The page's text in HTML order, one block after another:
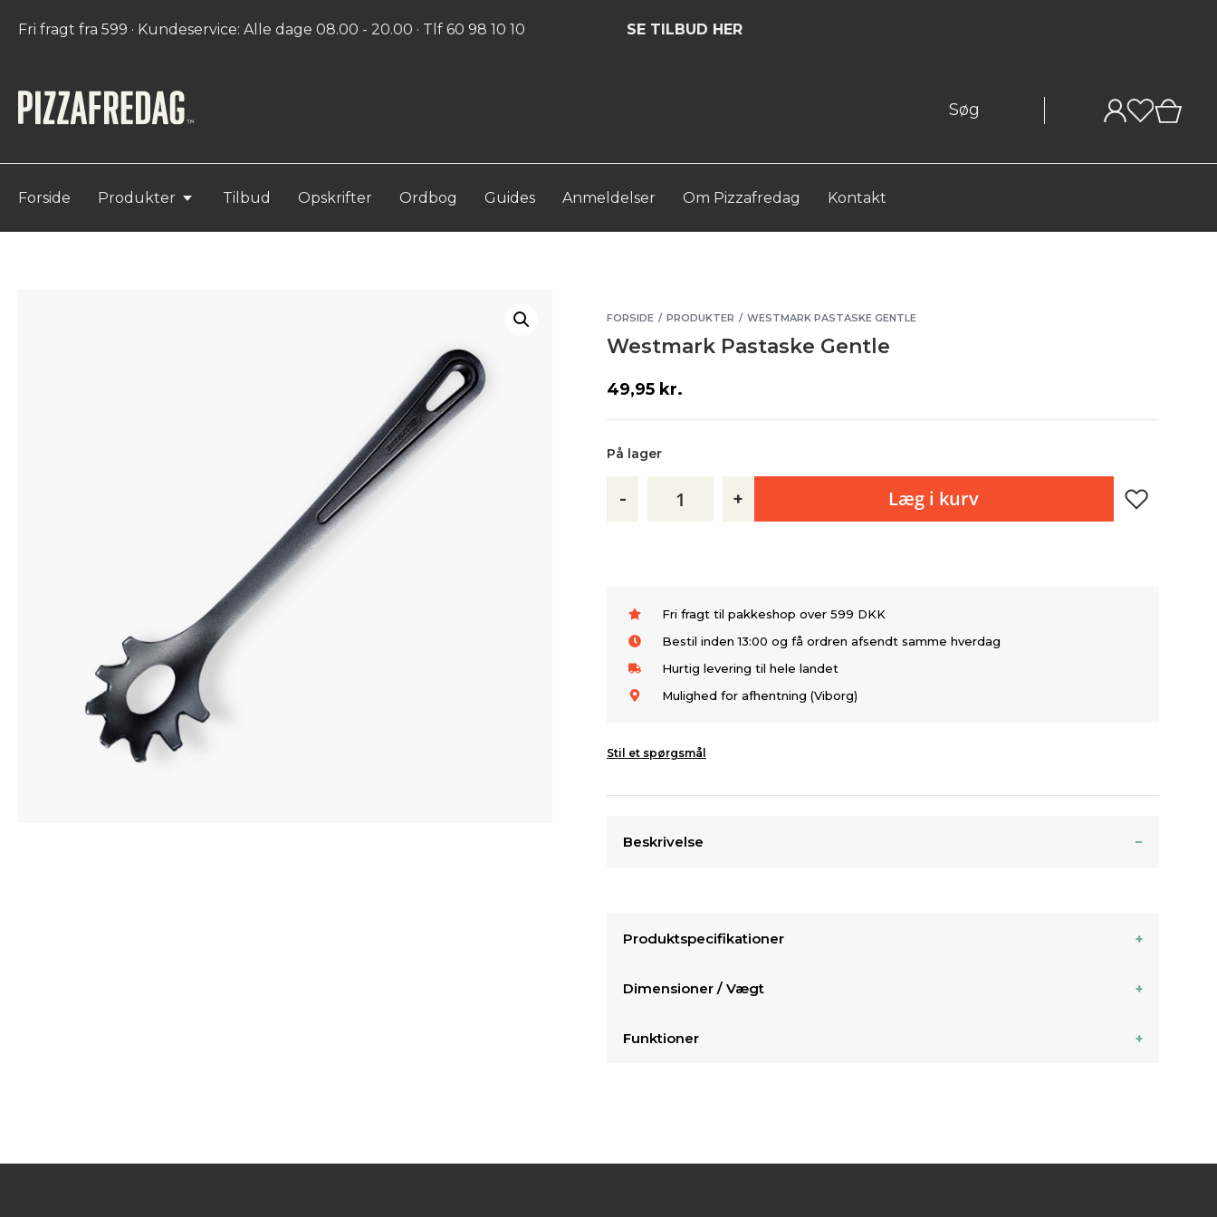
Fri fragt fra 599 · Kundeservice: Alle dage 08.00 - 20.00 · Tlf 60 98 10 10 SE TILBUD HER
Forside Produkter Tilbud Opskrifter Ordbog Guides Anmeldelser Om Pizzafredag Kontakt
FORSIDE / PRODUKTER / WESTMARK PASTASKE GENTLE
Westmark Pastaske Gentle
49,95 kr.
På lager
- + Læg i kurv
Fri fragt til pakkeshop over 599 DKK
Bestil inden 13:00 og få ordren afsendt samme hverdag
Hurtig levering til hele landet
Mulighed for afhentning (Viborg)
Stil et spørgsmål
Beskrivelse
Produktspecifikationer
Dimensioner / Vægt
Funktioner